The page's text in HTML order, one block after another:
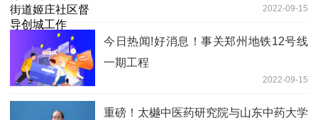
2022-09-15
今日热闻!好消息！事关郑州地铁12号线
一期工程
2022-09-15
重磅！太樾中医药研究院与山东中药大学